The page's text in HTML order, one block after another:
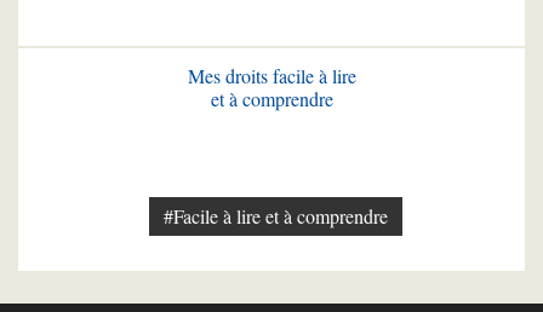
Mes droits facile à lire
et à comprendre
#Facile à lire et à comprendre